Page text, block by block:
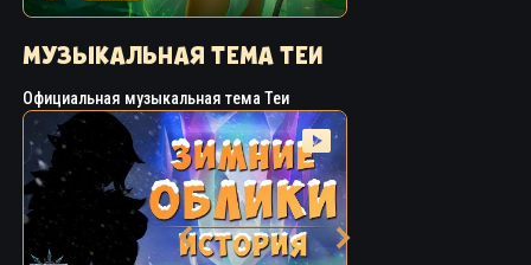
МУЗЫКАЛЬНАЯ ТЕМА ТЕИ
Официальная музыкальная тема Теи